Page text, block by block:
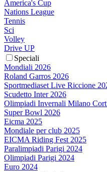
America's Cup
Nations League
Tennis
Sci
Volley
Drive UP
Speciali
Mondiali 2026
Roland Garros 2026
Sportmediaset Live Riccione
Scudetto Inter 2026
Olimpiadi Invernali Milano
Super Bowl 2026
Eicma 2025
Mondiale per club 2025
EICMA Riding Fest 2025
Paralimpiadi Parigi 2024
Olimpiadi Parigi 2024
Euro 2024